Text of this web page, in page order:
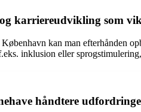
karriereudvikling som
kan man efterhånden
inklusion eller
håndtere